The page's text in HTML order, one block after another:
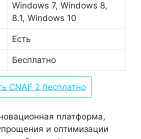
Windows 7, Windows 8,
8.1, Windows 10
Есть
Бесплатно
CNAF 2 бесплатно
платформа,
и оптимизации